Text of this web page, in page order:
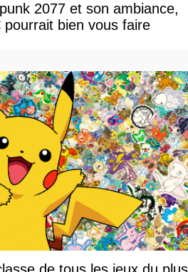
2077 et son ambiance,
bien vous faire